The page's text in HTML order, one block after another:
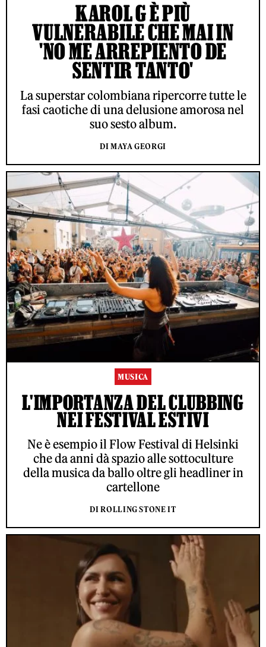
KAROL G È PIÙ
VULNERABILE CHE MAI IN
'NO ME ARREPIENTO DE
SENTIR TANTO'
La superstar colombiana ripercorre tutte le
fasi caotiche di una delusione amorosa nel
suo sesto album.
DI MAYA GEORGI
MUSICA
L'IMPORTANZA DEL CLUBBING
NEI FESTIVAL ESTIVI
Ne è esempio il Flow Festival di Helsinki
che da anni dà spazio alle sottoculture
della musica da ballo oltre gli headliner in
cartellone
DI ROLLING STONE IT